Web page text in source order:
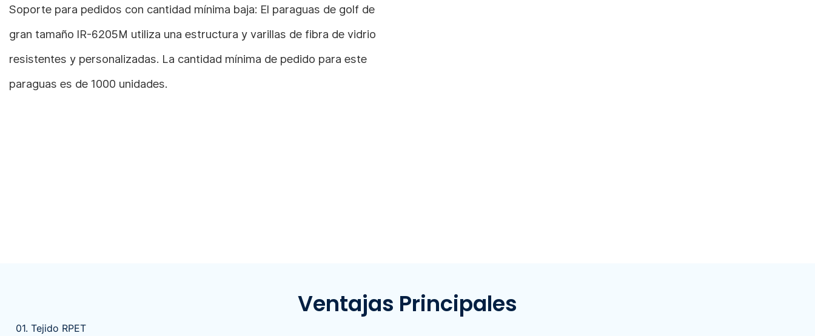
Soporte para pedidos con cantidad mínima baja: El paraguas de golf de
gran tamaño IR-6205M utiliza una estructura y varillas de fibra de vidrio
resistentes y personalizadas. La cantidad mínima de pedido para este
paraguas es de 1000 unidades.
Ventajas Principales
01. Tejido RPET